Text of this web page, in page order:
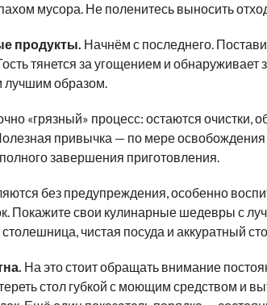
мусора. Не поленитесь выносить
продукты. Начнём с последнего.
тянется за угощением и
лучшим образом.
«грязный» процесс: остаются очистки,
привычка — по мере освобождения
завершения приготовления.
без предупреждения, особенно
Покажите свои кулинарные шедевры с
столешница, чистая посуда и аккуратный
На это стоит обращать внимание
стол губкой с моющим средством и